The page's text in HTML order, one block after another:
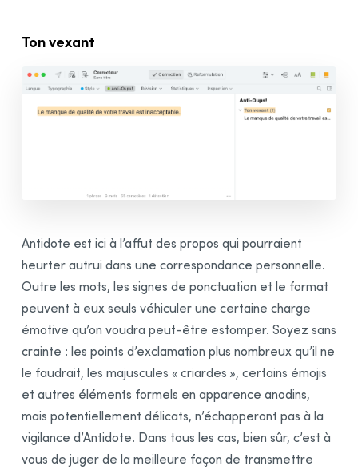
Processus de reformulation
Description générale
Recherche linguistique
Guides linguistiques
Correction Express
Réglages
Données personnalisées
Module Anglais
Intégration à vos logiciels
Synchronisation
Rectifications de l’orthographe
Ton vexant
Antidote est ici à l’affut des propos qui pourraient
heurter autrui dans une correspondance personnelle.
Outre les mots, les signes de ponctuation et le format
peuvent à eux seuls véhiculer une certaine charge
émotive qu’on voudra peut-être estomper. Soyez sans
crainte : les points d’exclamation plus nombreux qu’il ne
le faudrait, les majuscules « criardes », certains émojis
et autres éléments formels en apparence anodins,
mais potentiellement délicats, n’échapperont pas à la
vigilance d’Antidote. Dans tous les cas, bien sûr, c’est à
vous de juger de la meilleure façon de transmettre